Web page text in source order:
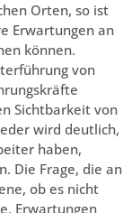
Orten, so ist
Erwartungen an
können.
von
Sichtbarkeit von
wird deutlich,
haben,
Die Frage, die an
ob es nicht
Erwartungen